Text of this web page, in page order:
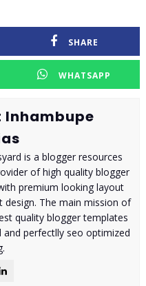
SHARE
WHATSAPP
Inhambupe
is a blogger resources
of high quality blogger
premium looking layout
design. The main mission of
quality blogger templates
perfectlly seo optimized